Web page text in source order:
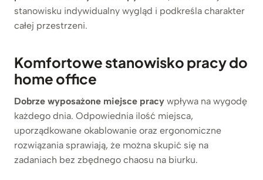
stanowisku indywidualny wygląd i podkreśla charakter
całej przestrzeni.
Komfortowe stanowisko pracy do
home office
Dobrze wyposażone miejsce pracy wpływa na wygodę
każdego dnia. Odpowiednia ilość miejsca,
uporządkowane okablowanie oraz ergonomiczne
rozwiązania sprawiają, że można skupić się na
zadaniach bez zbędnego chaosu na biurku.